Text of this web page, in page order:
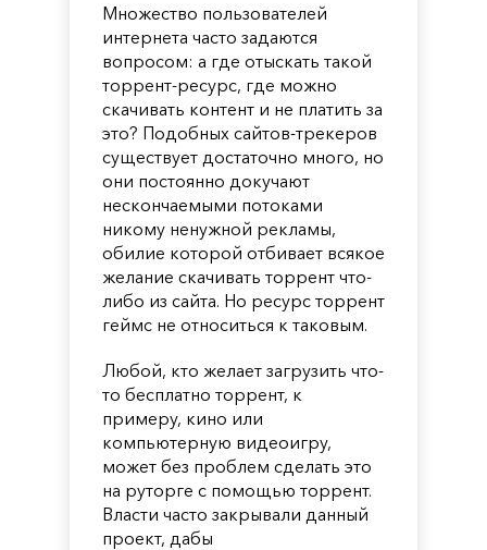
Множество пользователей
интернета часто задаются
вопросом: а где отыскать такой
торрент-ресурс, где можно
скачивать контент и не платить за
это? Подобных сайтов-трекеров
существует достаточно много, но
они постоянно докучают
нескончаемыми потоками
никому ненужной рекламы,
обилие которой отбивает всякое
желание скачивать торрент что-
либо из сайта. Но ресурс торрент
геймс не относиться к таковым.
Любой, кто желает загрузить что-
то бесплатно торрент, к
примеру, кино или
компьютерную видеоигру,
может без проблем сделать это
на руторге с помощью торрент.
Власти часто закрывали данный
проект, дабы